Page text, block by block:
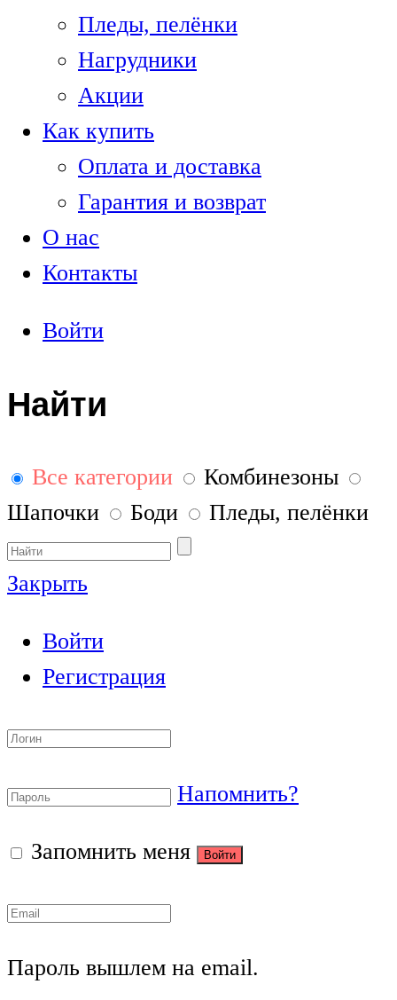
Пледы, пелёнки
Нагрудники
Акции
Как купить
Оплата и доставка
Гарантия и возврат
О нас
Контакты
Войти
Найти
Все категории
Комбинезоны
Шапочки
Боди Пледы, пелёнки
Закрыть
Войти
Регистрация
Напомнить?
Запомнить меня
Пароль вышлем на email.